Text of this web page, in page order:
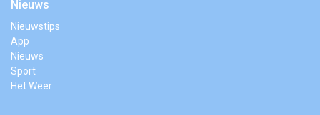
Nieuws
Nieuwstips
App
Nieuws
Sport
Het Weer